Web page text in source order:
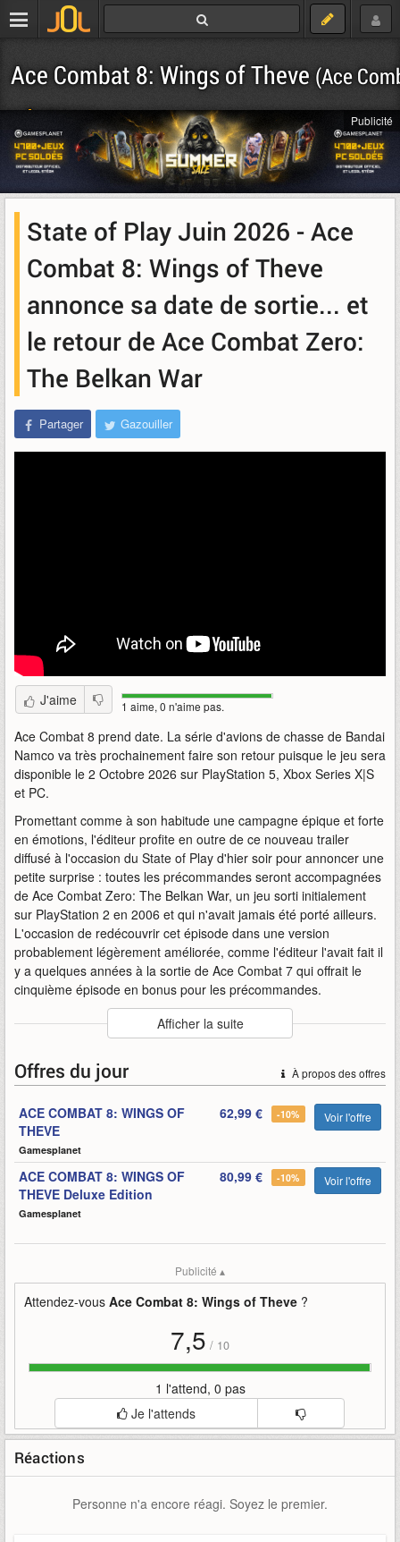
Ace Combat 8: Wings of Theve(Ace
Télécharger Publicité
State of Play Juin 2026 - Ace
Combat 8: Wings of Theve
annonce sa date de sortie... et
le retour de Ace Combat Zero:
The Belkan War
Partager Gazouiller
J'aime 1 aime, 0 n'aime pas.
Ace Combat 8 prend date. La série d'avions de chasse de Bandai
Namco va très prochainement faire son retour puisque le jeu sera
disponible le 2 Octobre 2026 sur PlayStation 5, Xbox Series X|S
et PC.
Promettant comme à son habitude une campagne épique et forte
en émotions, l'éditeur profite en outre de ce nouveau trailer
diffusé à l'occasion du State of Play d'hier soir pour annoncer une
petite surprise : toutes les précommandes seront accompagnées
de Ace Combat Zero: The Belkan War, un jeu sorti initialement
sur PlayStation 2 en 2006 et qui n'avait jamais été porté ailleurs.
L'occasion de redécouvrir cet épisode dans une version
probablement légèrement améliorée, comme l'éditeur l'avait fait il
y a quelques années à la sortie de Ace Combat 7 qui offrait le
cinquième épisode en bonus pour les précommandes.
Auteur
Bandai Namco
: Hachim0n
Mots-clefs
8
annonce
bandai-namco bande-annonce belkan combat
theve war wings wings-of-theve
Afficher la suite
À propos des offres
Offres du jour
ACE COMBAT 8: WINGS OF
THEVE
Gamesplanet
62,99 € -10% Voir l'offre
ACE COMBAT 8: WINGS OF
THEVE Deluxe Edition
Gamesplanet
80,99 € -10% Voir l'offre
Publicité ▴
Attendez-vous Ace Combat 8: Wings of Theve ?
7,5 / 10
1 l'attend, 0 pas
Je l'attends
Réactions
Personne n'a encore réagi. Soyez le premier.